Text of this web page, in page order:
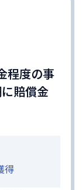
度の事
賠償金
得